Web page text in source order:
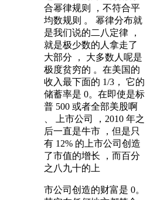
合幂律规则 ，不符合平
均数规则 。 幂律分布就
是我们说的二八定律 ，
就是极少数的人拿走了
大部分 ， 大多数人呢是
极度贫穷的 。在美国的
收入最下面的 1/3， 它的
储蓄率是 0。在即使是标
普 500 或者全部美股啊
、 上市公司 ，2010 年之
后一直是牛市 ，但是只
有 12% 的上市公司创造
了市值的增长 ，而百分
之八九十的上
市公司创造的财富是 0。